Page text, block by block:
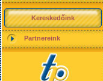
Kereskedőink
Partnereink